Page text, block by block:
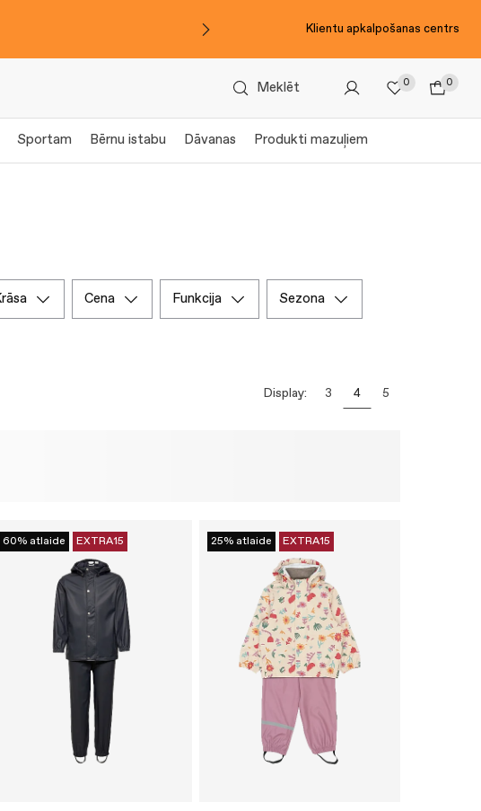
Klientu apkalpošanas centrs
Meklēt 0 0
Sportam Bērnu istabu Dāvanas Produkti mazuļiem
krāsa cena funkcija sezona
Display: 3 4 5
60% atlaide EXTRA15 25% atlaide EXTRA15